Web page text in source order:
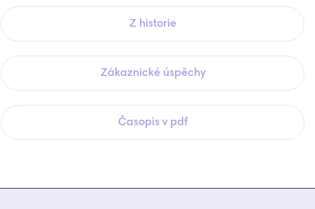
Z historie
Zákaznické úspěchy
Časopis v pdf